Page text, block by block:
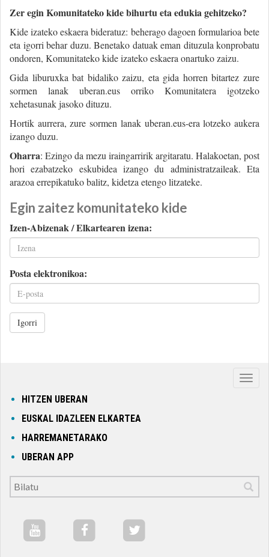
Zer egin Komunitateko kide bihurtu eta edukia gehitzeko?
Kide izateko eskaera bideratuz: beherago dagoen formularioa bete
eta igorri behar duzu. Benetako datuak eman dituzula konprobatu
ondoren, Komunitateko kide izateko eskaera onartuko zaizu.
Gida liburuxka bat bidaliko zaizu, eta gida horren bitartez zure
sormen lanak uberan.eus orriko Komunitatera igotzeko
xehetasunak jasoko dituzu.
Hortik aurrera, zure sormen lanak uberan.eus-era lotzeko aukera
izango duzu.
Oharra: Ezingo da mezu iraingarririk argitaratu. Halakoetan, post
hori ezabatzeko eskubidea izango du administratzaileak. Eta
arazoa errepikatuko balitz, kidetza etengo litzateke.
Egin zaitez komunitateko kide
Izen-Abizenak / Elkartearen izena:
Posta elektronikoa:
Igorri
HITZEN UBERAN
EUSKAL IDAZLEEN ELKARTEA
HARREMANETARAKO
UBERAN APP